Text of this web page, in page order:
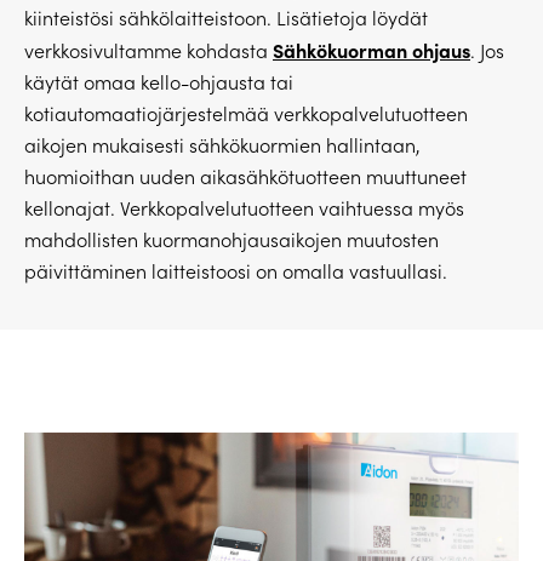
kiinteistösi sähkölaitteistoon. Lisätietoja löydät
verkkosivultamme kohdasta Sähkökuorman ohjaus. Jos
käytät omaa kello-ohjausta tai
kotiautomaatiojärjestelmää verkkopalvelutuotteen
aikojen mukaisesti sähkökuormien hallintaan,
huomioithan uuden aikasähkötuotteen muuttuneet
kellonajat. Verkkopalvelutuotteen vaihtuessa myös
mahdollisten kuormanohjausaikojen muutosten
päivittäminen laitteistoosi on omalla vastuullasi.